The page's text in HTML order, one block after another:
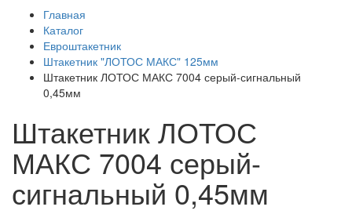
Главная
Каталог
Евроштакетник
Штакетник "ЛОТОС МАКС" 125мм
Штакетник ЛОТОС МАКС 7004 серый-сигнальный
0,45мм
Штакетник ЛОТОС
МАКС 7004 серый-
сигнальный 0,45мм